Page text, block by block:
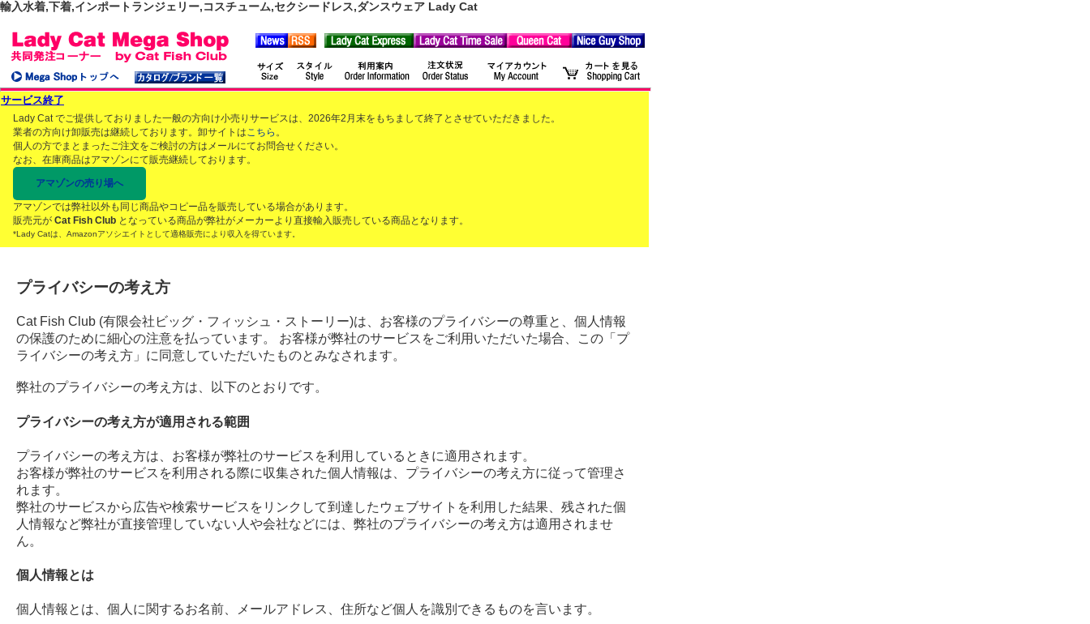
輸入水着,下着,インポートランジェリー,コスチューム,セクシードレス,ダンスウェア Lady Cat
サービス終了
Lady Cat でご提供しておりました一般の方向け小売りサービスは、2026年2月末をもちまして終了とさせていただきました。
業者の方向け卸販売は継続しております。卸サイトはこちら 。
個人の方でまとまったご注文をご検討の方はメールにてお問合せください。
なお、在庫商品はアマゾンにて販売継続しております。
アマゾンの売り場へ
アマゾンでは弊社以外も同じ商品やコピー品を販売している場合があります。
販売元が Cat Fish Club となっている商品が弊社がメーカーより直接輸入販売している商品となります。
*Lady Catは、Amazonアソシエイトとして適格販売により収入を得ています。
プライバシーの考え方
Cat Fish Club (有限会社ビッグ・フィッシュ・ストーリー)は、お客様のプライバシーの尊重と、個人情報
の保護のために細心の注意を払っています。 お客様が弊社のサービスをご利用いただいた場合、この「プ
ライバシーの考え方」に同意していただいたものとみなされます。
弊社のプライバシーの考え方は、以下のとおりです。
プライバシーの考え方が適用される範囲
プライバシーの考え方は、お客様が弊社のサービスを利用しているときに適用されます。
お客様が弊社のサービスを利用される際に収集された個人情報は、プライバシーの考え方に従って管理さ
れます。
弊社のサービスから広告や検索サービスをリンクして到達したウェブサイトを利用した結果、残された個
人情報など弊社が直接管理していない人や会社などには、弊社のプライバシーの考え方は適用されませ
ん。
個人情報とは
個人情報とは、個人に関するお名前、メールアドレス、住所など個人を識別できるものを言います。